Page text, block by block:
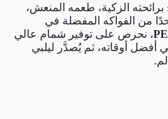
الزكية، طعمه المنعش،
من الفواكه المفضلة في
، نحرص على توفير شمام عالي
أفضل أوقاته، ثم يُصدَّر ليلبي